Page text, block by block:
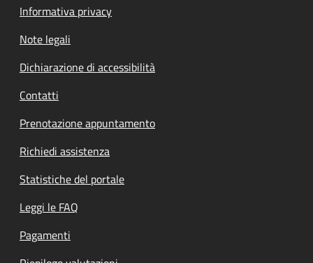
Informativa privacy
Note legali
Dichiarazione di accessibilità
Contatti
Prenotazione appuntamento
Richiedi assistenza
Statistiche del portale
Leggi le FAQ
Pagamenti